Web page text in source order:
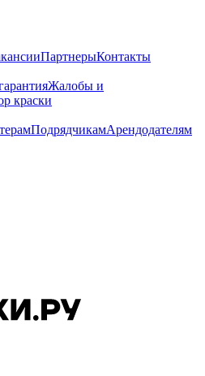
ПартнерыКонтакты
Жалобы и
краски
ПодрядчикамАрендодателям